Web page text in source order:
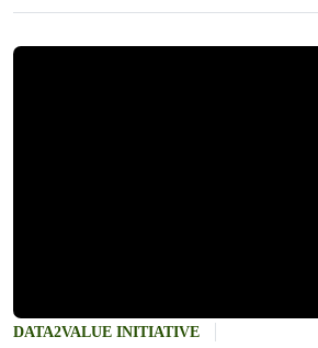
DATA2VALUE INITIATIVE